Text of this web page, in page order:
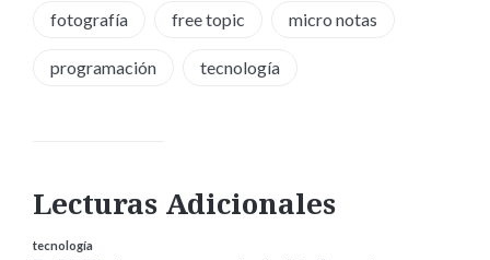
fotografía free topic micro notas
programación tecnología
Lecturas Adicionales